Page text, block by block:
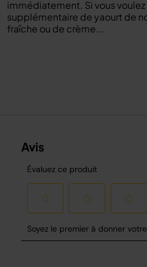
immédiatement. Si vous
supplémentaire de yaourt de
fraîche ou de crème...